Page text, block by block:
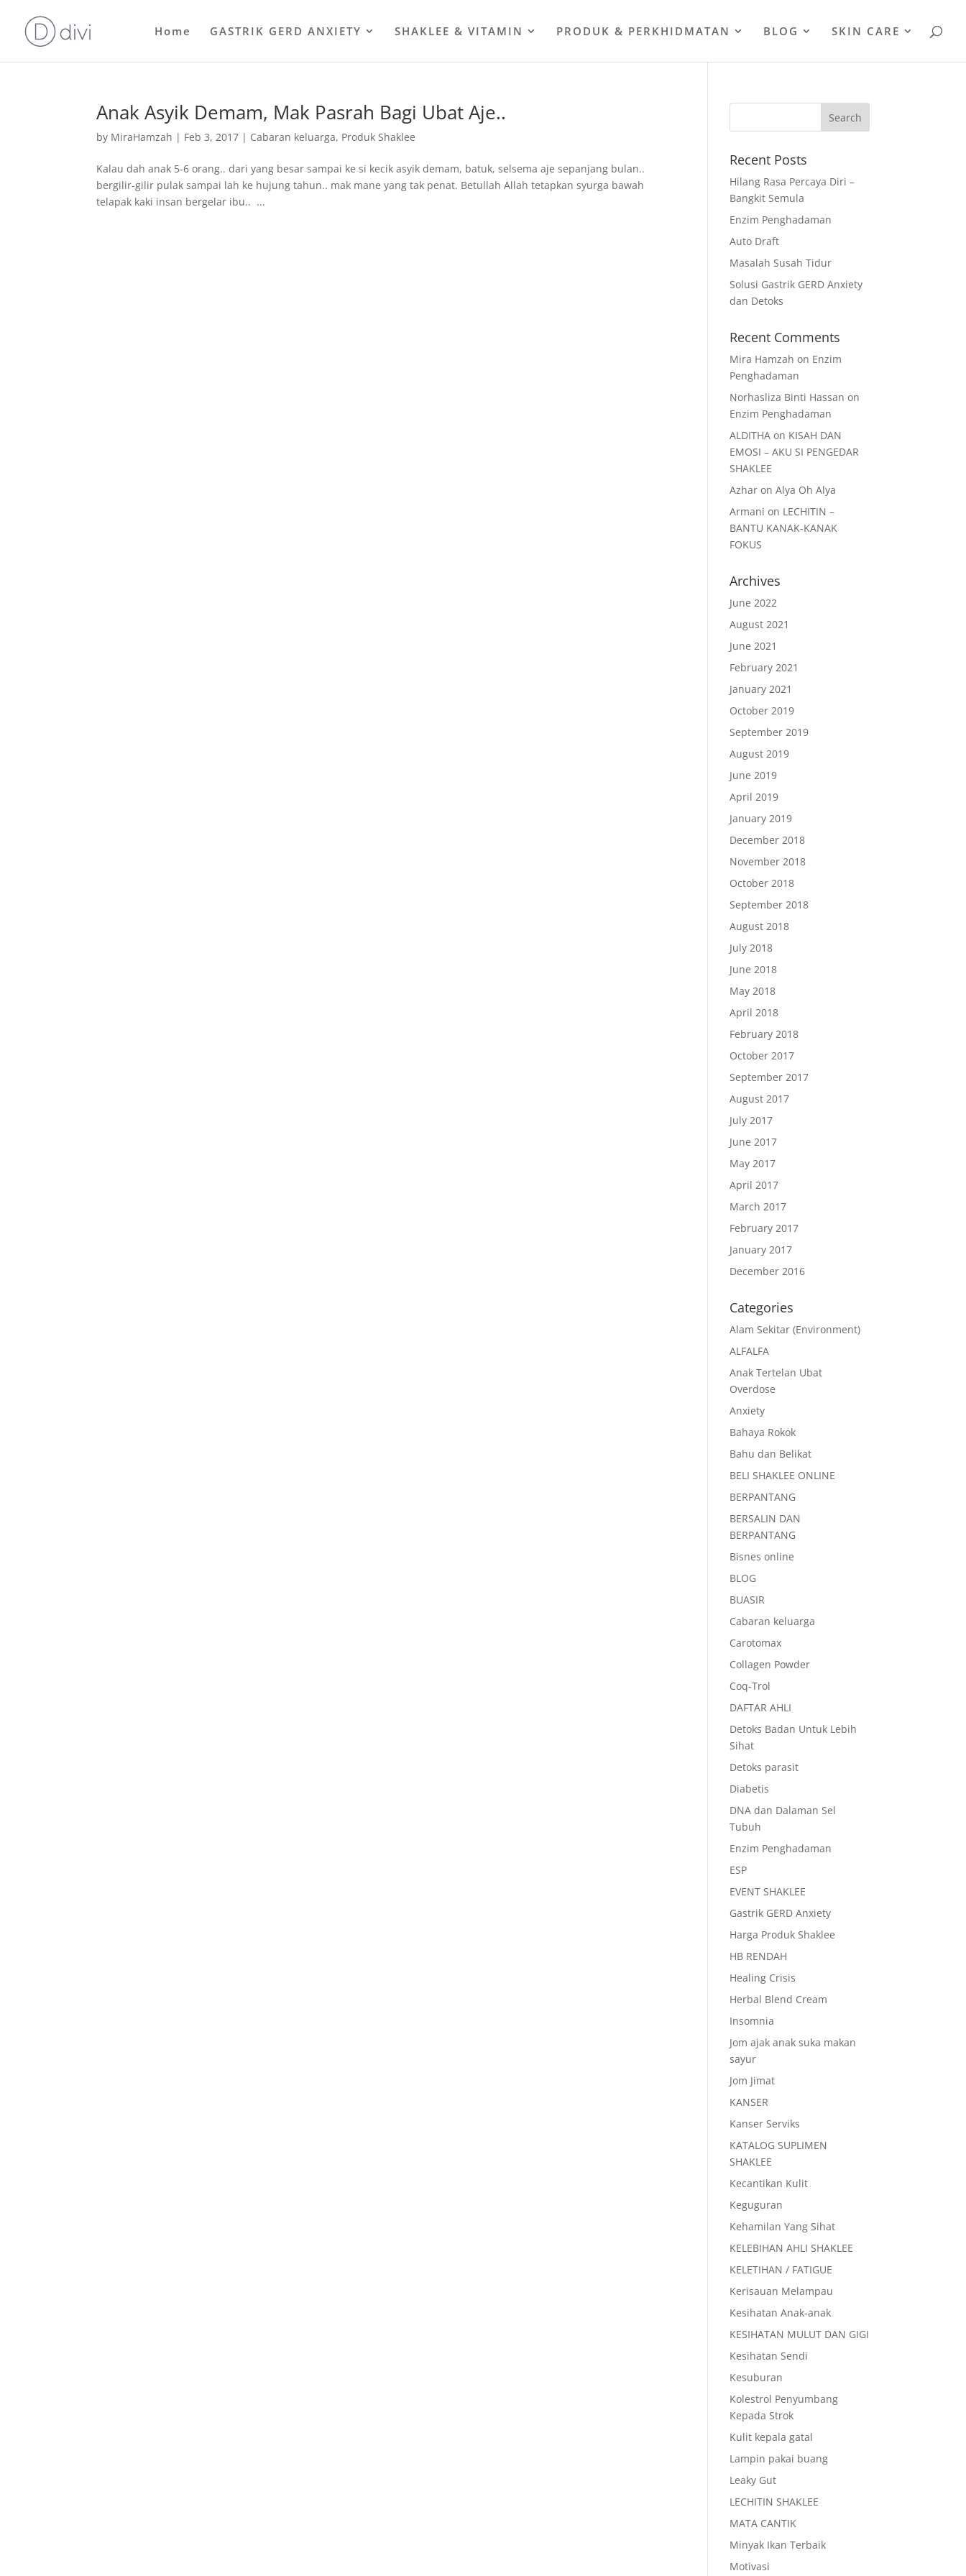
Home GASTRIK GERD ANXIETY SHAKLEE & VITAMIN PRODUK & PERKHIDMATAN BLOG SKIN CARE
Anak Asyik Demam, Mak Pasrah Bagi Ubat Aje..
by MiraHamzah | Feb 3, 2017 | Cabaran keluarga, Produk Shaklee
Kalau dah anak 5-6 orang.. dari yang besar sampai ke si kecik asyik demam, batuk, selsema aje sepanjang bulan..
bergilir-gilir pulak sampai lah ke hujung tahun.. mak mane yang tak penat. Betullah Allah tetapkan syurga bawah
telapak kaki insan bergelar ibu.. ...
Recent Posts
Hilang Rasa Percaya Diri –
Bangkit Semula
Enzim Penghadaman
Auto Draft
Masalah Susah Tidur
Solusi Gastrik GERD Anxiety
dan Detoks
Recent Comments
Mira Hamzah on Enzim
Penghadaman
Norhasliza Binti Hassan on
Enzim Penghadaman
ALDITHA on KISAH DAN
EMOSI – AKU SI PENGEDAR
SHAKLEE
Azhar onAlya Oh Alya
Armani on LECHITIN –
BANTU KANAK-KANAK
FOKUS
Archives
June 2022
August 2021
June 2021
February 2021
January 2021
October 2019
September 2019
August 2019
June 2019
April 2019
January 2019
December 2018
November 2018
October 2018
September 2018
August 2018
July 2018
June 2018
May 2018
April 2018
February 2018
October 2017
September 2017
August 2017
July 2017
June 2017
May 2017
April 2017
March 2017
February 2017
January 2017
December 2016
Categories
Alam Sekitar (Environment)
ALFALFA
Anak Tertelan Ubat
Overdose
Anxiety
Bahaya Rokok
Bahu dan Belikat
BELI SHAKLEE ONLINE
BERPANTANG
BERSALIN DAN
BERPANTANG
Bisnes online
BLOG
BUASIR
Cabaran keluarga
Carotomax
Collagen Powder
Coq-Trol
DAFTAR AHLI
Detoks Badan Untuk Lebih
Sihat
Detoks parasit
Diabetis
DNA dan Dalaman Sel
Tubuh
Enzim Penghadaman
ESP
EVENT SHAKLEE
Gastrik GERD Anxiety
Harga Produk Shaklee
HB RENDAH
Healing Crisis
Herbal Blend Cream
Insomnia
Jom ajak anak suka makan
sayur
Jom Jimat
KANSER
Kanser Serviks
KATALOG SUPLIMEN
SHAKLEE
Kecantikan Kulit
Keguguran
Kehamilan Yang Sihat
KELEBIHAN AHLI SHAKLEE
KELETIHAN / FATIGUE
Kerisauan Melampau
Kesihatan Anak-anak
KESIHATAN MULUT DAN GIGI
Kesihatan Sendi
Kesuburan
Kolestrol Penyumbang
Kepada Strok
Kulit kepala gatal
Lampin pakai buang
Leaky Gut
LECHITIN SHAKLEE
MATA CANTIK
Minyak Ikan Terbaik
Motivasi